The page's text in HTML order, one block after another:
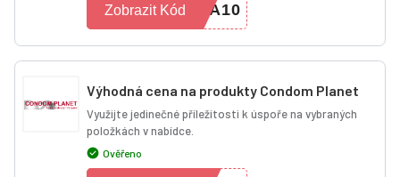
RA10
Zobrazit Kód
Výhodná cena na produkty Condom Planet
Využijte jedinečné příležitosti k úspoře na vybraných
položkách v nabídce.
Ověřeno